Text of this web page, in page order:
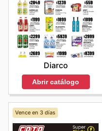
Diarco
Abrir catálogo
Vence en 3 días